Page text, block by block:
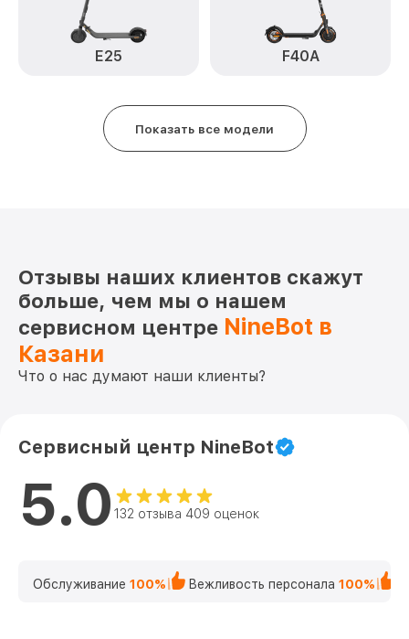
E25 F40A
Показать все модели
Отзывы наших клиентов скажут
больше, чем мы о нашем
сервисном центре NineBot в
Казани
Что о нас думают наши клиенты?
Сервисный центр NineBot
5.0 132 отзыва 409 оценок
Обслуживание 100% Вежливость персонала 100%